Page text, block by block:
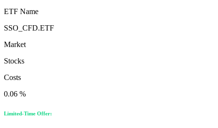
ETF Name
SSO_CFD.ETF
Market
Stocks
Costs
0.06 %
Limited-Time Offer: